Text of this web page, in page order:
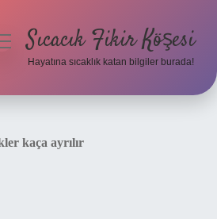
Sıcacık Fikir Köşesi
Hayatına sıcaklık katan bilgiler burada!
kaça ayrılır